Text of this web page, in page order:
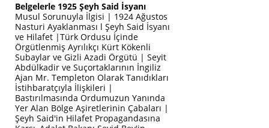
Belgelerle 1925 Şeyh Said İsyanı
Musul Sorunuyla İlgisi | 1924 Ağustos
Nasturi Ayaklanması l Şeyh Said İsyanı
ve Hilafet |Türk Ordusu İçinde
Örgütlenmiş Ayrılıkçı Kürt Kökenli
Subaylar ve Gizli Azadi Örgütü | Seyit
Abdülkadir ve Suçortaklarının İngiliz
Ajan Mr. Templeton Olarak Tanıdıkları
İstihbaratçıyla İlişkileri |
Bastırılmasında Ordumuzun Yanında
Yer Alan Bölge Aşiretlerinin Çabaları |
Şeyh Said'in Hilafet Propagandasına